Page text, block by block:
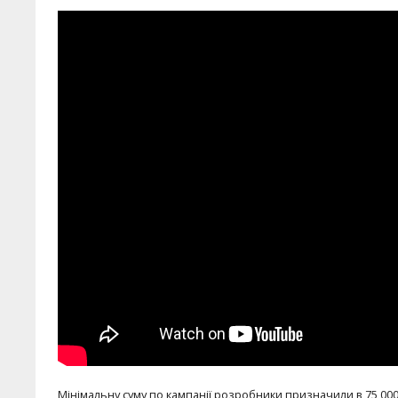
Мінімальну суму по кампанії розробники призначили в 75